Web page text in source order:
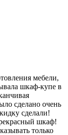
мебели,
шкаф-купе в
сделано очень
сделали!
шкаф!
только